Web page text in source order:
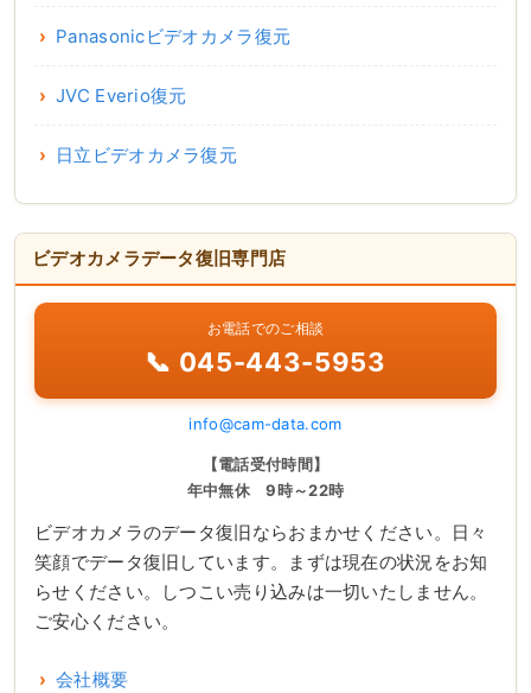
Panasonicビデオカメラ復元
JVC Everio復元
日立ビデオカメラ復元
ビデオカメラデータ復旧専門店
お電話でのご相談
📞 045-443-5953
info@cam-data.com
【電話受付時間】
年中無休 9時～22時
ビデオカメラのデータ復旧ならおまかせください。日々
笑顔でデータ復旧しています。まずは現在の状況をお知
らせください。しつこい売り込みは一切いたしません。
ご安心ください。
会社概要